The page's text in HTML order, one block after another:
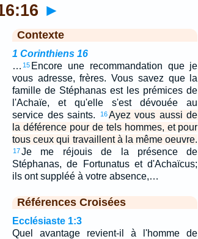
►
Contexte
1 Corinthiens 16
… 15 Encore une recommandation que je
vous adresse, frères. Vous savez que la
famille de Stéphanas est les prémices de
l'Achaïe, et qu'elle s'est dévouée au
service des saints.
16Ayez vous aussi de
la déférence pour de tels hommes, et pour
tous ceux qui travaillent à la même oeuvre.
17Je me réjouis de la présence de
Stéphanas, de Fortunatus et d'Achaïcus;
ils ont suppléé à votre absence,…
Références Croisées
Ecclésiaste 1:3
Quel avantage revient-il à l'homme de